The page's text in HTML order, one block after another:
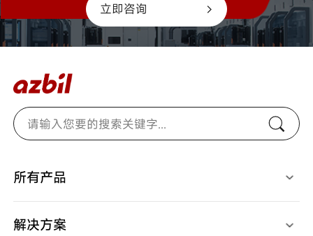
立即咨询
所有产品
检测、识别用传感器
限位开关
开关/传感器配件
马达/执行器/控制阀
解决方案